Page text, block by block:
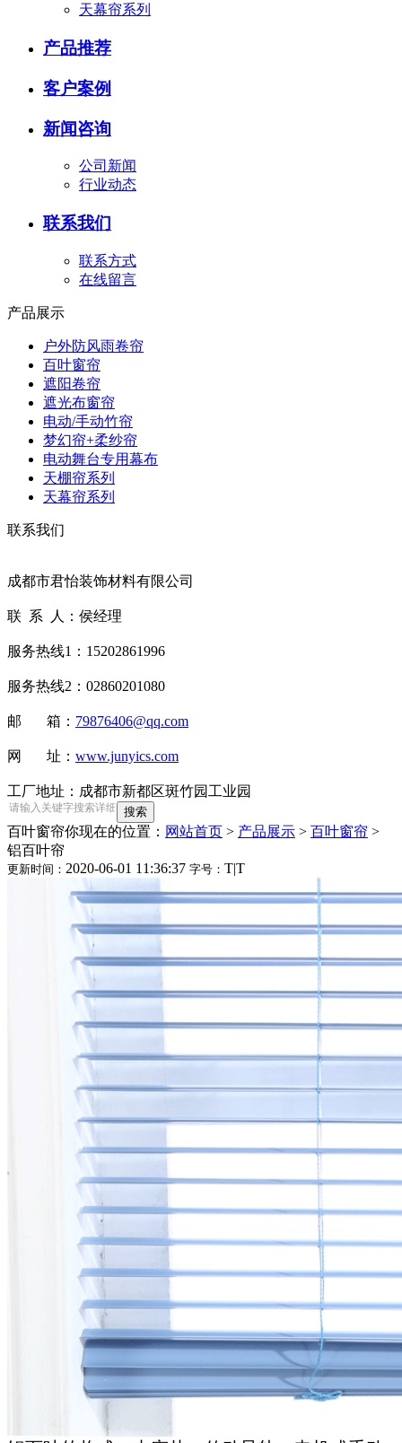
天幕帘系列
产品推荐
客户案例
新闻咨询
公司新闻
行业动态
联系我们
联系方式
在线留言
产品展示
户外防风雨卷帘
百叶窗帘
遮阳卷帘
遮光布窗帘
电动/手动竹帘
梦幻帘+柔纱帘
电动舞台专用幕布
天棚帘系列
天幕帘系列
联系我们
成都市君怡装饰材料有限公司
联 系 人：侯经理
服务热线1：15202861996
服务热线2：02860201080
邮 箱： 79876406@qq.com
网 址： www.junyics.com
工厂地址：成都市新都区斑竹园工业园
百叶窗帘你现在的位置： 网站首页 > 产品展示 > 百叶窗帘 >
铝百叶帘
更新时间： 2020-06-01 11:36:37 字号： T|T